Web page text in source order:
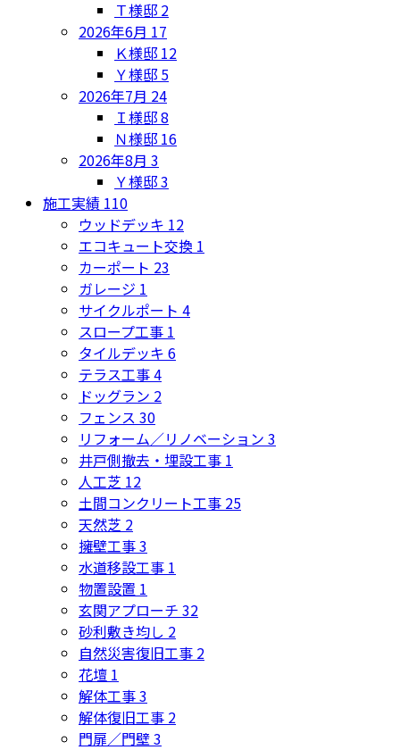
Ｔ様邸 2
2026年6月 17
Ｋ様邸 12
Ｙ様邸 5
2026年7月 24
Ｉ様邸8
Ｎ様邸 16
2026年8月 3
Ｙ様邸3
施工実績 110
ウッドデッキ 12
エコキュート交換 1
カーポート 23
ガレージ 1
サイクルポート 4
スロープ工事 1
タイルデッキ 6
テラス工事4
ドッグラン 2
フェンス 30
リフォーム／リノベーション 3
井戸側撤去・埋設工事 1
人工芝 12
土間コンクリート工事 25
天然芝 2
擁壁工事3
水道移設工事 1
物置設置 1
玄関アプローチ 32
砂利敷き均し 2
自然災害復旧工事 2
花壇 1
解体工事3
解体復旧工事 2
門扉／門壁3